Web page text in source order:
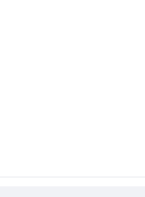
Test Equipment